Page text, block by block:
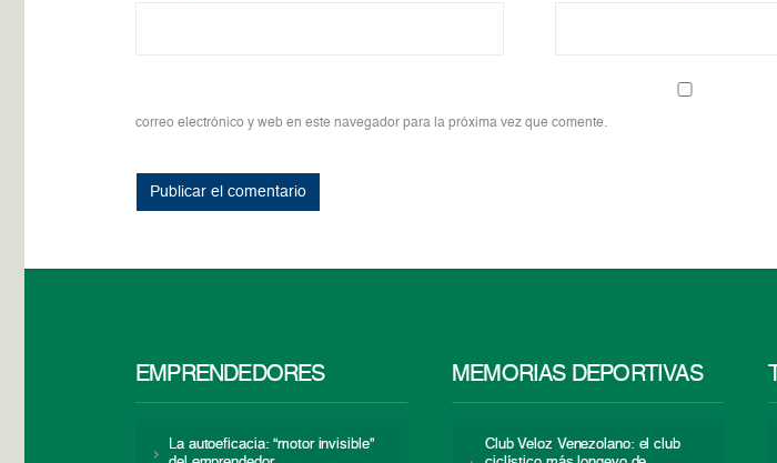
correo electrónico y web en este navegador para la próxima vez que comente.
EMPRENDEDORES
La autoeficacia: “motor invisible”
MEMORIAS DEPORTIVAS
Club Veloz Venezolano: el club